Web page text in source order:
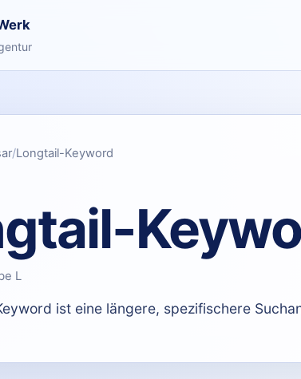
Longtail-Keyword
L
ist eine längere, spezifischere